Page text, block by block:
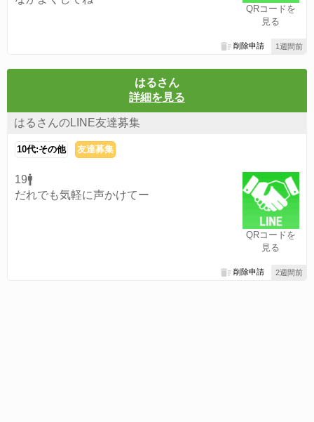
QRコードを
見る
1週間前
削除申請
はるさん
詳細を見る
はるさんのLINE友達募集
10代:その他 友達募集
QRコードを
見る
19🚹
だれでも気軽に声かけてー
2週間前
削除申請